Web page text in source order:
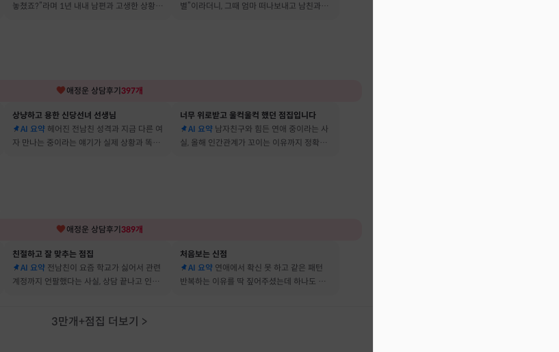
놓쳤죠?”라며 1년 내내 남편과 고생한 상황을
별”이라더니, 그때 엄마 떠나보내고 남친과도
애정운 상담후기 397개
상냥하고 용한 신당선녀 선생님
AI 요약 헤어진 전남친 성격과 지금 다른 여
자 만나는 중이라는 얘기가 실제 상황과 똑같
너무 위로받고 울컥울컥 했던 점집입니다
AI 요약 남자친구와 힘든 연애 중이라는 사
실, 올해 인간관계가 꼬이는 이유까지 정확히
애정운 상담후기 389개
친절하고 잘 맞추는 점집
AI 요약 전남친이 요즘 학교가 싫어서 관련
계정까지 언팔했다는 사실, 상담 끝나고 인스
처음보는 신점
AI 요약 연애에서 확신 못 하고 같은 패턴
반복하는 이유를 딱 짚어주셨는데 하나도 안
3만개+점집 더보기 >